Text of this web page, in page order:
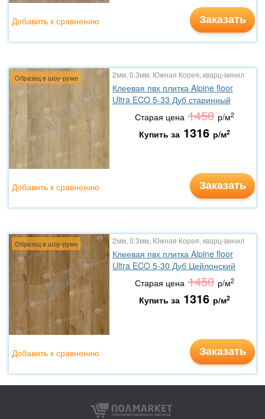
Заказать
Добавить к сравнению
Образец в шоу-руме 2мм, 0.3мм, Южная Корея, кварц-винил
Клеевая пвх плитка Alpine floor
Ultra ECO 5-33 Дуб старинный
Старая цена 1450 р/м2
Купить за 1316 р/м2
Заказать
Добавить к сравнению
Образец в шоу-руме 2мм, 0.3мм, Южная Корея, кварц-винил
Клеевая пвх плитка Alpine floor
Ultra ECO 5-30 Дуб Цейлонский
Старая цена 1450 р/м2
Купить за 1316 р/м2
Заказать
Добавить к сравнению